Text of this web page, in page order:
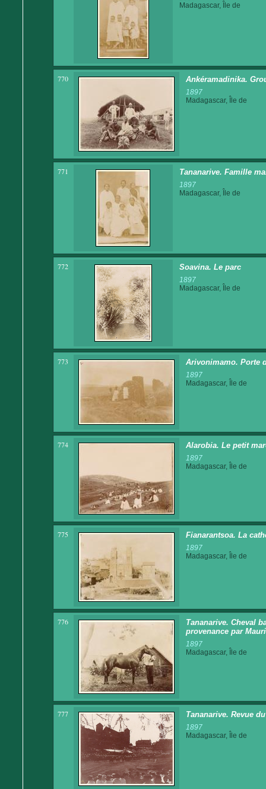
Madagascar, Île de
770 Ankéramadinika.
1897
Madagascar, Île de
771 Tananarive. Famille
1897
Madagascar, Île de
772 Soavina. Le parc
1897
Madagascar, Île de
773 Arivonimamo. Porte
1897
Madagascar, Île de
774 Alarobia. Le petit
1897
Madagascar, Île de
775 Fianarantsoa. La
1897
Madagascar, Île de
776
Tananarive. Cheval
provenance par
1897
Madagascar, Île de
777 Tananarive. Revue
1897
Madagascar, Île de